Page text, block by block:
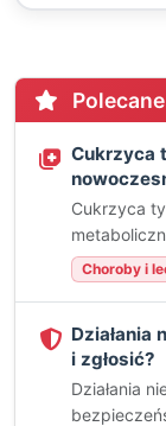
Cukrzyca
Cukrzyca
Choroby i
Działania
i zgłosić?
Działania